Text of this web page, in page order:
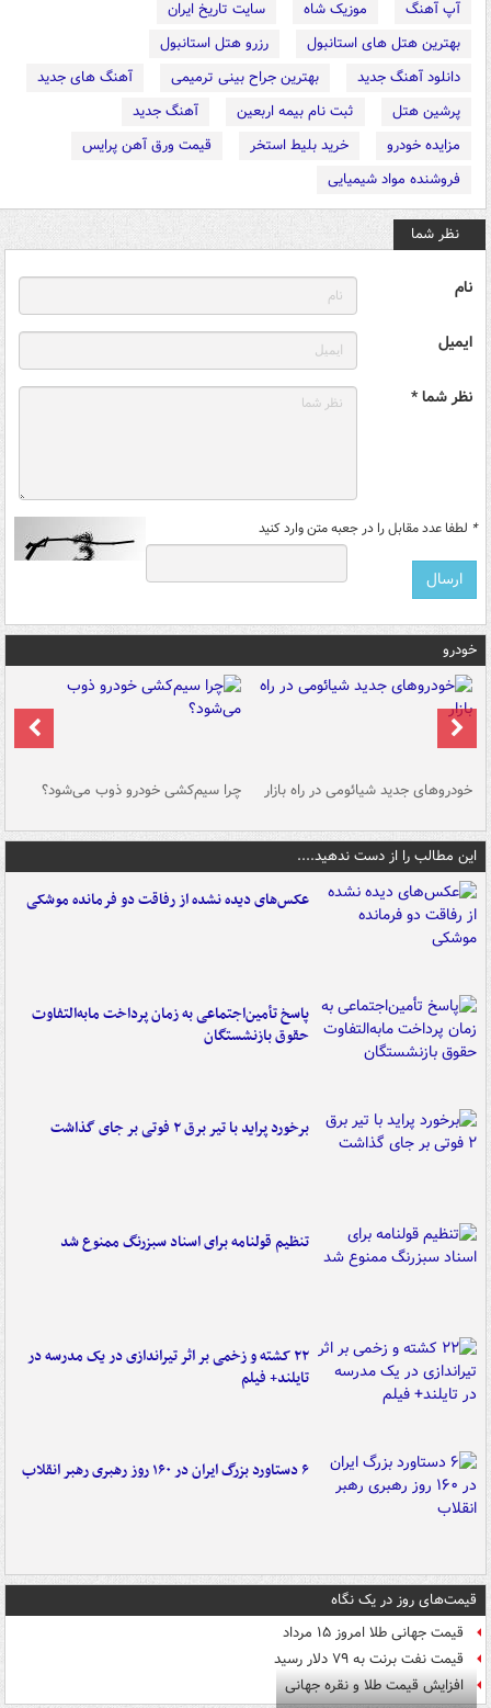
آپ آهنگ موزیک شاه
سایت تاریخ ایران
بهترین هتل های استانبول
رزرو هتل استانبول
دانلود آهنگ جدید
بهترین جراح بینی ترمیمی
آهنگ های جدید
پرشین هتل
ثبت نام بیمه اربعین
آهنگ جدید
مزایده خودرو
خرید بلیط استخر
قیمت ورق آهن پرایس
فروشنده مواد شیمیایی
نظر شما
نام
ایمیل
نظر شما *
* لطفا عدد مقابل را در جعبه متن وارد کنید
خودرو
خودروهای جدید شیائومی در راه بازار چرا سیم‌کشی خودرو ذوب می‌شود؟
این مطالب را از دست ندهید....
عکس‌های دیده نشده از رفاقت دو فرمانده‌ موشکی
پاسخ تأمین‌اجتماعی به زمان پرداخت مابه‌التفاوت
حقوق بازنشستگان
برخورد پراید با تیر برق ۲ فوتی بر جای گذاشت
تنظیم قولنامه برای اسناد سبزرنگ ممنوع شد
۲۲ کشته و زخمی بر اثر تیراندازی در یک مدرسه در
تایلند+ فیلم
۶ دستاورد بزرگ ایران در ۱۶۰ روز رهبری رهبر انقلاب
قیمت‌های روز در یک نگاه
قیمت جهانی طلا امروز ۱۵ مرداد
قیمت نفت برنت به ۷۹ دلار رسید
افزایش قیمت طلا و نقره جهانی